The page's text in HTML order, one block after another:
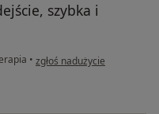
szybka i
• w opinii użytkownika K.T.
zgłoś nadużycie